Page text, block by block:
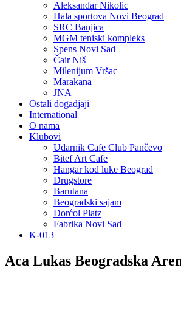
Aleksandar Nikolic
Hala sportova Novi Beograd
SRC Banjica
MGM teniski kompleks
Spens Novi Sad
Čair Niš
Milenijum Vršac
Marakana
JNA
Ostali dogadjaji
International
O nama
Klubovi
Udarnik Cafe Club Pančevo
Bitef Art Cafe
Hangar kod luke Beograd
Drugstore
Barutana
Beogradski sajam
Dorćol Platz
Fabrika Novi Sad
K-013
Aca Lukas Beogradska